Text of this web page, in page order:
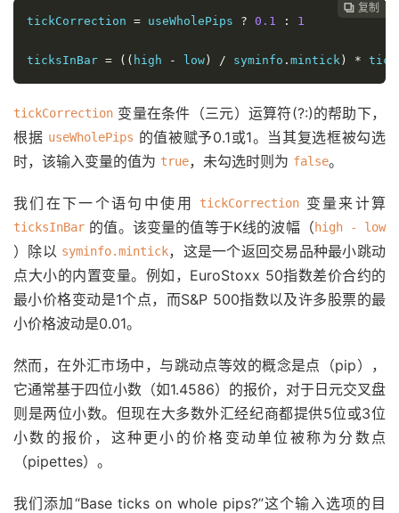
 复制
 复制
 复制
 复制
 复制
 复制
 复制
 复制
 复制
 复制
 复制
tickCorrection = useWholePips ? 0.1 : 1
ticksInBar = (( high - low ) / syminfo . mintick ) *
tickCorrection 变量在条件（三元）运算符(?:)的帮助下，
根据 useWholePips 的值被赋予0.1或1。当其复选框被勾选
时，该输入变量的值为 true，未勾选时则为 false。
我们在下一个语句中使用 tickCorrection 变量来计算
ticksInBar 的值。该变量的值等于K线的波幅（high - low
）除以 syminfo.mintick，这是一个返回交易品种最小跳动
点大小的内置变量。例如，EuroStoxx 50指数差价合约的
最小价格变动是1个点，而S&P 500指数以及许多股票的最
小价格波动是0.01。
然而，在外汇市场中，与跳动点等效的概念是点（pip），
它通常基于四位小数（如1.4586）的报价，对于日元交叉盘
则是两位小数。但现在大多数外汇经纪商都提供5位或3位
小数的报价，这种更小的价格变动单位被称为分数点
（pipettes）。
我们添加“Base ticks on whole pips?”这个输入选项的目